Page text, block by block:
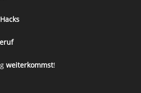
weiterkommst!